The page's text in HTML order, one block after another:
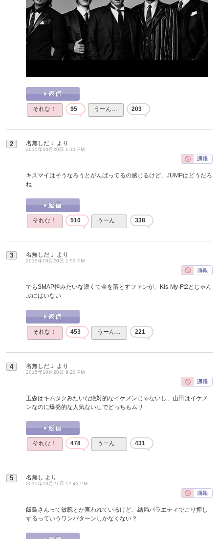
それな！ 95 うーん… 203
2 名無しだＪ より
2015年10月20日 1:11 PM
キスマイはそうなろうとがんばってるの感じるけど、JUMPはどうだろ
ね……
それな！ 510 うーん… 338
3 名無しだＪ より
2015年10月20日 1:53 PM
でもSMAP担みたいな濃くて金を落とすファンが、Kis-My-Ft2とじゃん
ぷにはいない
それな！ 453 うーん… 221
4 名無しだＪ より
2015年10月20日 9:20 PM
玉森はキムタクみたいな絶対的なイケメンじゃないし、山田はイケメ
ンなのに爆発的な人気ないしでどっちもムリ
それな！ 478 うーん… 431
5 名無し より
2015年10月21日 12:43 PM
飯島さんって敏腕とか言われているけど、結局バラエティでごり押し
するっていうワンパターンしかなくない？